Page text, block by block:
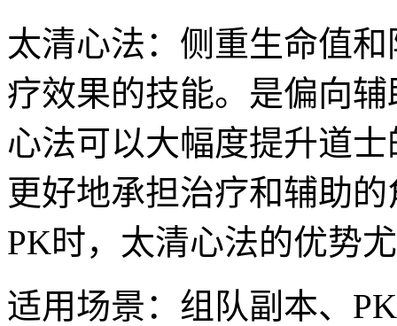
太清心法：侧重生命值
疗效果的技能。是偏向
心法可以大幅度提升道
更好地承担治疗和辅助
PK时，太清心法的优势
适用场景：组队副本、